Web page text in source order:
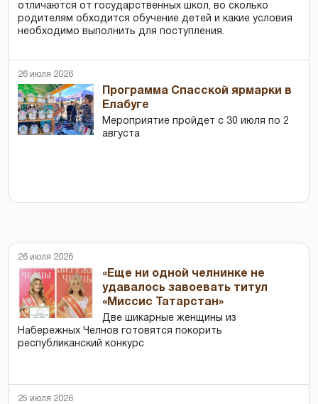
отличаются от государственных школ, во сколько
родителям обходится обучение детей и какие условия
необходимо выполнить для поступления.
26 июля 2026
Программа Спасской ярмарки в
Елабуге
Мероприятие пройдет с 30 июля по 2
августа
26 июля 2026
«Еще ни одной челнинке не
удавалось завоевать титул
«Миссис Татарстан»
Две шикарные женщины из
Набережных Челнов готовятся покорить
республиканский конкурс
25 июля 2026